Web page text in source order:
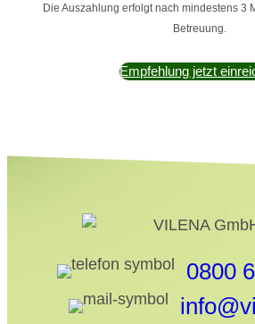
Die Auszahlung erfolgt nach mindestens 3
Betreuung.
Empfehlung jetzt
0800